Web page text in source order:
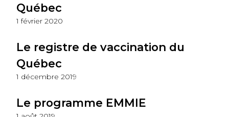
Québec
1 février 2020
Le registre de vaccination du
Québec
1 décembre 2019
Le programme EMMIE